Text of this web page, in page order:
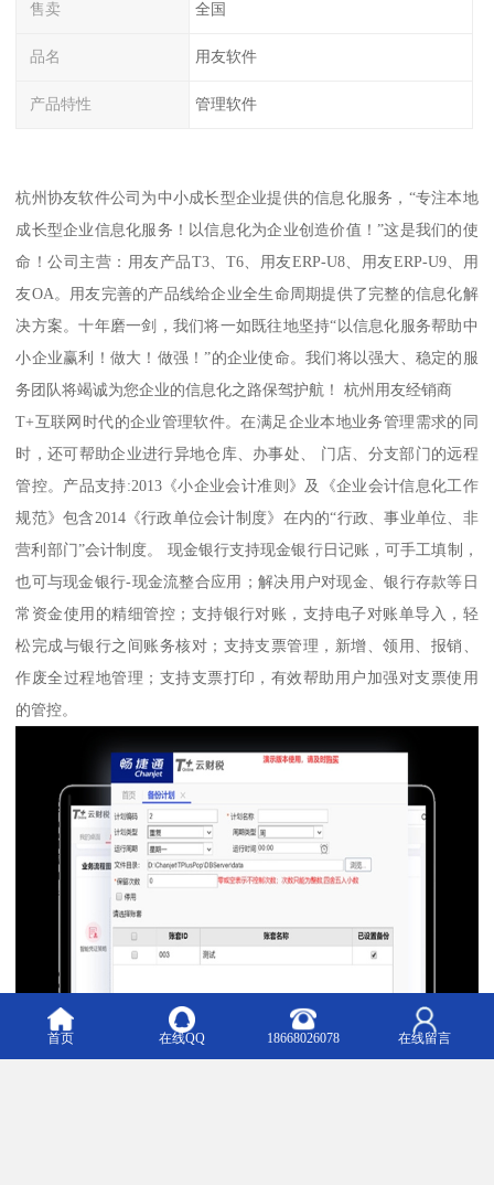
售卖 全国
品名 用友软件
产品特性 管理软件
杭州协友软件公司为中小成长型企业提供的信息化服务，“专注本地
成长型企业信息化服务！以信息化为企业创造价值！”这是我们的使
命！公司主营：用友产品T3、T6、用友ERP-U8、用友ERP-U9、用
友OA。用友完善的产品线给企业全生命周期提供了完整的信息化解
决方案。十年磨一剑，我们将一如既往地坚持“以信息化服务帮助中
小企业赢利！做大！做强！”的企业使命。我们将以强大、稳定的服
务团队将竭诚为您企业的信息化之路保驾护航！ 杭州用友经销商
T+互联网时代的企业管理软件。在满足企业本地业务管理需求的同
时，还可帮助企业进行异地仓库、办事处、 门店、分支部门的远程
管控。产品支持:2013《小企业会计准则》及《企业会计信息化工作
规范》包含2014《行政单位会计制度》在内的“行政、事业单位、非
营利部门”会计制度。 现金银行支持现金银行日记账，可手工填制，
也可与现金银行-现金流整合应用；解决用户对现金、银行存款等日
常资金使用的精细管控；支持银行对账，支持电子对账单导入，轻
松完成与银行之间账务核对；支持支票管理，新增、领用、报销、
作废全过程地管理；支持支票打印，有效帮助用户加强对支票使用
的管控。
首页 在线QQ 18668026078 在线留言